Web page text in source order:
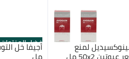
افوجين مع 5% مينوكسيديل لمنع أفضل المنتجات